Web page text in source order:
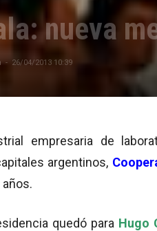
nueva
- 26/04/2013 10:39
empresaria de
argentinos,
quedó para Hugo